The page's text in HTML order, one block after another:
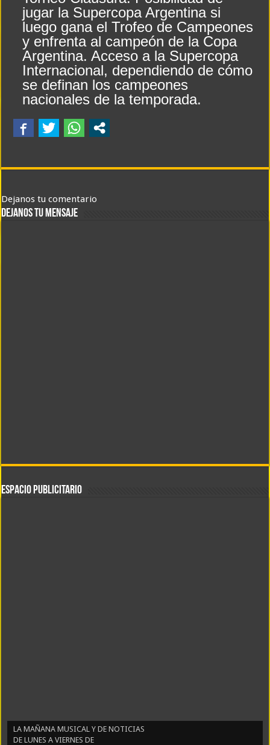
jugar la Supercopa Argentina si
luego gana el Trofeo de Campeones
y enfrenta al campeón de la Copa
Argentina. Acceso a la Supercopa
Internacional, dependiendo de cómo
se definan los campeones
nacionales de la temporada.
Dejanos tu comentario
DEJANOS TU MENSAJE
ESPACIO PUBLICITARIO
LA MAÑANA MUSICAL Y DE NOTICIAS
DE LUNES A VIERNES DE